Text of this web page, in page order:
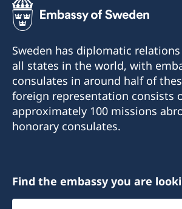
Sweden has diplomatic
all states in the world, with
consulates in around half of
foreign representation consists
approximately 100 missions
honorary consulates.
Find the embassy you are